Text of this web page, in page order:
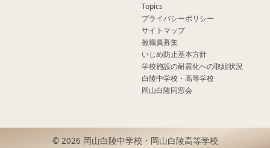
Topics
プライバシーポリシー
サイトマップ
教職員募集
いじめ防止基本方針
学校施設の耐震化への取組状況
白陵中学校・高等学校
岡山白陵同窓会
© 2026 岡山白陵中学校・岡山白陵高等学校